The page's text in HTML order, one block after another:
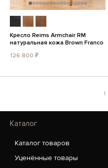
Кресло Reims Armchair RM
натуральная кожа Brown Franco
126 800 ₽
1
Каталог
Каталог товаров
Уценённые товары